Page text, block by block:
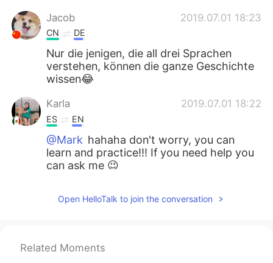
Jacob 2019.07.01 18:23
CN DE
Nur die jenigen, die all drei Sprachen
verstehen, können die ganze Geschichte
wissen😂
Karla 2019.07.01 18:22
ES EN
@Mark hahaha don't worry, you can
learn and practice!!! If you need help you
can ask me 😉
DE
Dan Rodríguez
Open HelloTalk to join the conversation
Related Moments